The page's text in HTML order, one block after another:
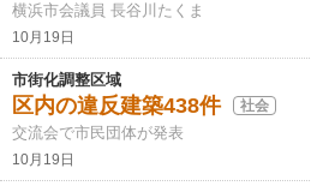
横浜市会議員 長谷川たくま
10月19日
市街化調整区域
区内の違反建築438件 社会
交流会で市民団体が発表
10月19日